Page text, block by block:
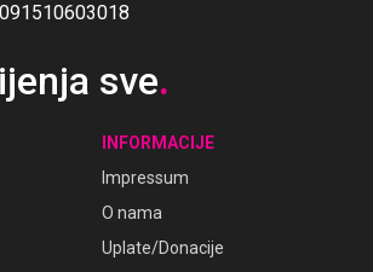
sve.
INFORMACIJE
Impressum
O nama
Uplate/Donacije